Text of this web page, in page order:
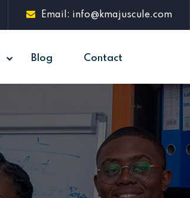
Email: info@kmajuscule.com
Blog Contact